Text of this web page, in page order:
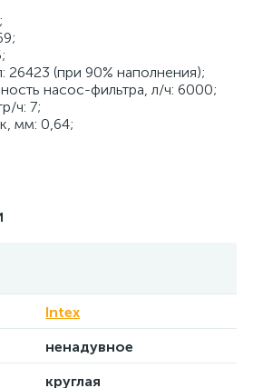
26423 (при 90% наполнения);
насос-фильтра, л/ч: 6000;
ч: 7;
мм: 0,64;
Intex
ненадувное
круглая